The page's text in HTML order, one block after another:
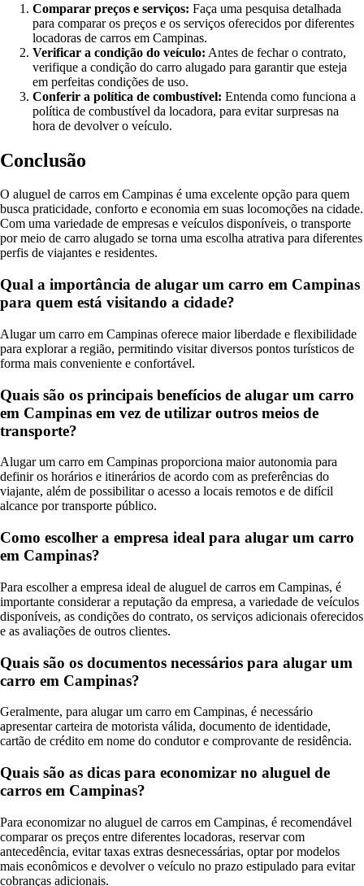
Comparar preços e serviços: Faça uma pesquisa detalhada
para comparar os preços e os serviços oferecidos por diferentes
locadoras de carros em Campinas.
Verificar a condição do veículo: Antes de fechar o contrato,
verifique a condição do carro alugado para garantir que esteja
em perfeitas condições de uso.
Conferir a política de combustível: Entenda como funciona a
política de combustível da locadora, para evitar surpresas na
hora de devolver o veículo.
Conclusão
O aluguel de carros em Campinas é uma excelente opção para quem
busca praticidade, conforto e economia em suas locomoções na cidade.
Com uma variedade de empresas e veículos disponíveis, o transporte
por meio de carro alugado se torna uma escolha atrativa para diferentes
perfis de viajantes e residentes.
Qual a importância de alugar um carro em Campinas
para quem está visitando a cidade?
Alugar um carro em Campinas oferece maior liberdade e flexibilidade
para explorar a região, permitindo visitar diversos pontos turísticos de
forma mais conveniente e confortável.
Quais são os principais benefícios de alugar um carro
em Campinas em vez de utilizar outros meios de
transporte?
Alugar um carro em Campinas proporciona maior autonomia para
definir os horários e itinerários de acordo com as preferências do
viajante, além de possibilitar o acesso a locais remotos e de difícil
alcance por transporte público.
Como escolher a empresa ideal para alugar um carro
em Campinas?
Para escolher a empresa ideal de aluguel de carros em Campinas, é
importante considerar a reputação da empresa, a variedade de veículos
disponíveis, as condições do contrato, os serviços adicionais oferecidos
e as avaliações de outros clientes.
Quais são os documentos necessários para alugar um
carro em Campinas?
Geralmente, para alugar um carro em Campinas, é necessário
apresentar carteira de motorista válida, documento de identidade,
cartão de crédito em nome do condutor e comprovante de residência.
Quais são as dicas para economizar no aluguel de
carros em Campinas?
Para economizar no aluguel de carros em Campinas, é recomendável
comparar os preços entre diferentes locadoras, reservar com
antecedência, evitar taxas extras desnecessárias, optar por modelos
mais econômicos e devolver o veículo no prazo estipulado para evitar
cobranças adicionais.